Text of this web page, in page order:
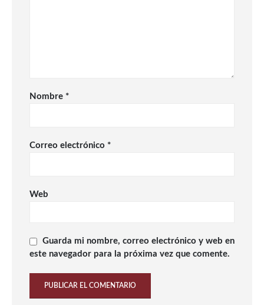
Nombre *
Correo electrónico *
Web
Guarda mi nombre, correo electrónico y web en
este navegador para la próxima vez que comente.